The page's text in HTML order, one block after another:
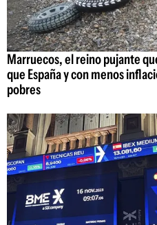
Marruecos, el reino pujante
que España y con menos
pobres